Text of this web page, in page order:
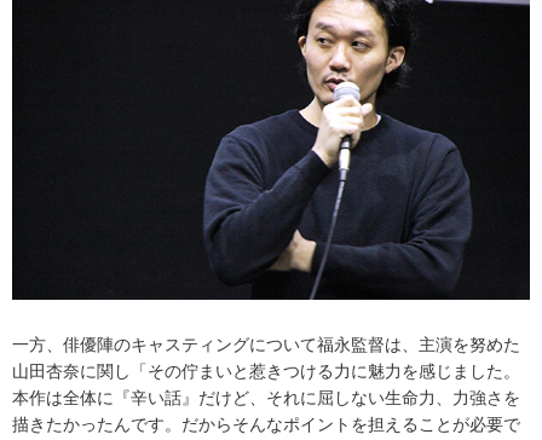
一方、俳優陣のキャスティングについて福永監督は、主演を努めた
山田杏奈に関し「その佇まいと惹きつける力に魅力を感じました。
本作は全体に『辛い話』だけど、それに屈しない生命力、力強さを
描きたかったんです。だからそんなポイントを担えることが必要で